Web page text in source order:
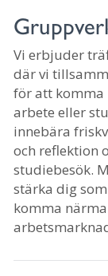
Vi erbjuder
där vi
för att komma
arbete eller
innebära
och reflektion
studiebesök.
stärka dig
komma